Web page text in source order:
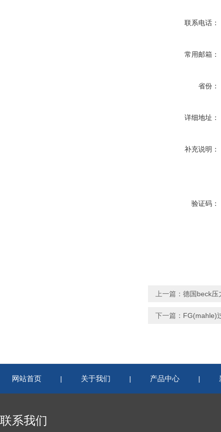
联系电话：
常用邮箱：
省份：
详细地址：
补充说明：
验证码：
上一篇： 德国beck压
下一篇： FG(mahle)
网站首页 | 关于我们 | 产品中心 |
联系我们